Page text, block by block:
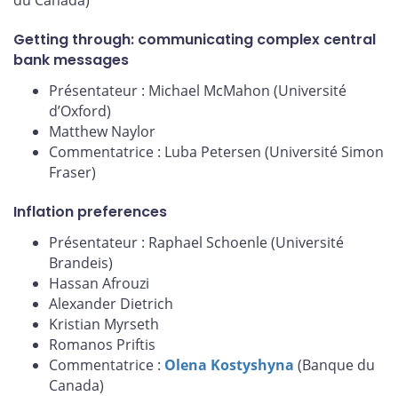
Getting through: communicating complex central
bank messages
Présentateur : Michael McMahon (Université
d’Oxford)
Matthew Naylor
Commentatrice : Luba Petersen (Université Simon
Fraser)
Inflation preferences
Présentateur : Raphael Schoenle (Université
Brandeis)
Hassan Afrouzi
Alexander Dietrich
Kristian Myrseth
Romanos Priftis
Commentatrice : Olena Kostyshyna (Banque du
Canada)